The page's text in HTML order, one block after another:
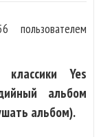
пользователем
классики Yes
альбом
альбом).